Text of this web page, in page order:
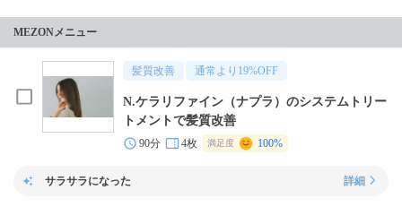
MEZONメニュー
髪質改善 通常より 19%OFF
N.ケラリファイン（ナプラ）のシステムトリー
トメントで髪質改善
90分 4枚 満足度 100%
サラサラになった 詳細